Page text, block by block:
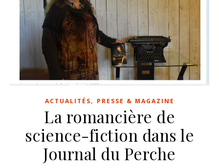
ACTUALITÉS, PRESSE & MAGAZINE
La romancière de
science-fiction dans le
Journal du Perche